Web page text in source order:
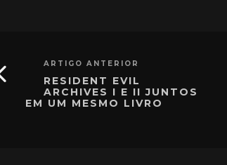
ARTIGO ANTERIOR
RESIDENT EVIL
ARCHIVES I E II JUNTOS
EM UM MESMO LIVRO